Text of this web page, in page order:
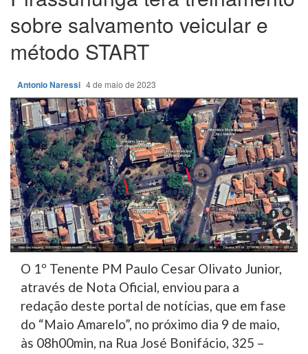
sobre salvamento veicular e
método START
Antonio Naressi 4 de maio de 2023
O 1º Tenente PM Paulo Cesar Olivato Junior,
através de Nota Oficial, enviou para a
redação deste portal de notícias, que em fase
do “Maio Amarelo”, no próximo dia 9 de maio,
às 08h00min, na Rua José Bonifácio, 325 –